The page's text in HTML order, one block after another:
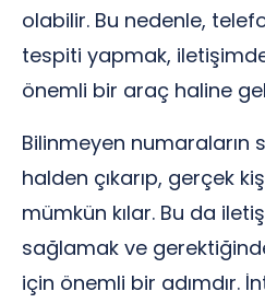
olabilir. Bu nedenle,
tespiti yapmak,
önemli bir araç haline
Bilinmeyen numaraların
halden çıkarıp, gerçek
mümkün kılar. Bu da
sağlamak ve
için önemli bir adımdır.